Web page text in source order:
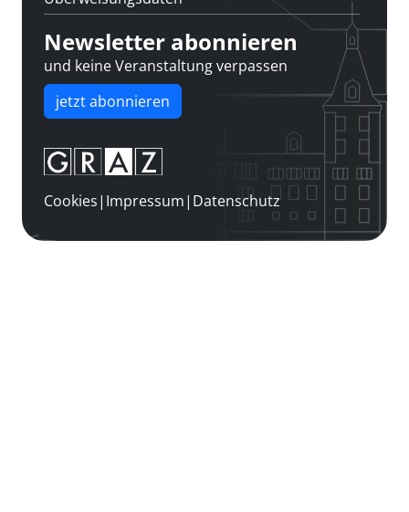
Newsletter abonnieren
und keine Veranstaltung verpassen
jetzt abonnieren
Cookies| Impressum| Datenschutz